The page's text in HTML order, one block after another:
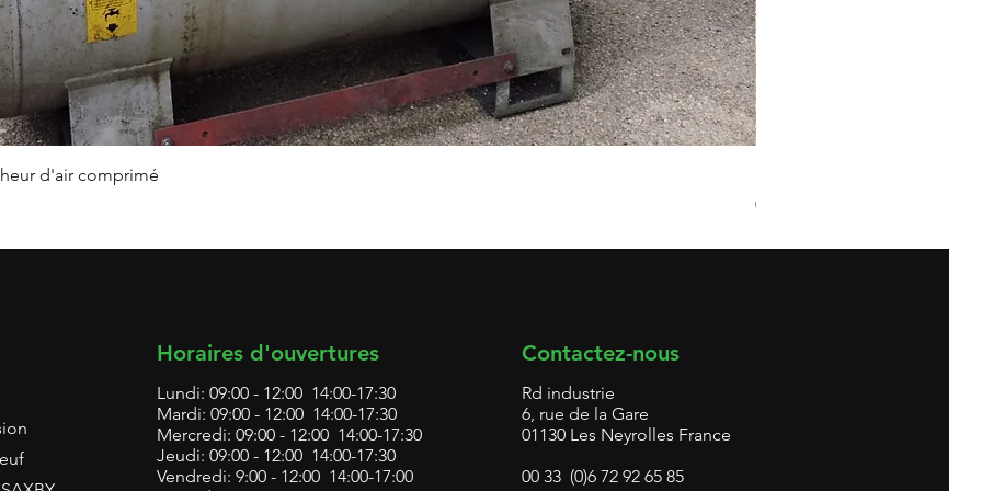
d'air comprimé
Prix
0,00 €
Horaires d'ouvertures
Lundi: 09:00 - 12:00 14:00-17:30
Mardi: 09:00 - 12:00 14:00-17:30
Mercredi: 09:00 - 12:00 14:00-17:30
Jeudi: 09:00 - 12:00 14:00-17:30
Vendredi: 9:00 - 12:00 14:00-17:00
Contactez-nous
Rd industrie
6, rue de la Gare
01130 Les Neyrolles France
00 33 (0)6 72 92 65 85